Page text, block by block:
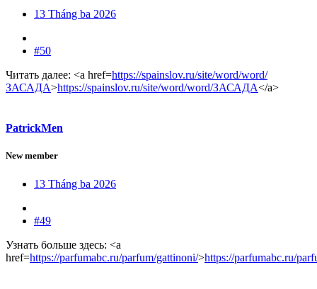
13 Tháng ba 2026
#50
Читать далее: <a href=https://spainslov.ru/site/word/word/
ЗАСАДА>https://spainslov.ru/site/word/word/ЗАСАДА</a>
PatrickMen
New member
13 Tháng ba 2026
#49
Узнать больше здесь: <a
href=https://parfumabc.ru/parfum/gattinoni/>https://parfumabc.ru/